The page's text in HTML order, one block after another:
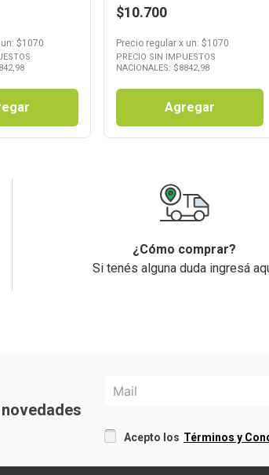
un: $1070
$10.700
Precio regular x un: $1070
PRECIO SIN IMPUESTOS
NACIONALES: $8842,98
Agregar
¿Cómo comprar?
Si tenés alguna duda ingresá
Acepto los Términos y